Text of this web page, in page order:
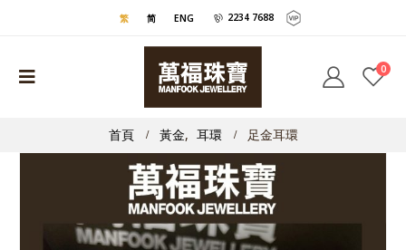
繁 简 ENG 2234 7688
0
首頁 黃金, 耳環 足金耳環